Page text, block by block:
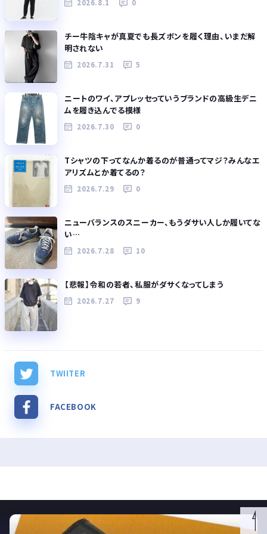
2026.8.1 0
チー牛陰キャが真夏でも長ズボンを履く理由、いまだ解
明されない
2026.7.31 5
ニートのワイ、アプレッセっていうブランドの高級生デニ
ムを履き込んでる模様
2026.7.30 0
Tシャツの下ってなんか着るのが普通ってマジ？みんなエ
アリズムとか着てるの？
2026.7.29 0
ニューバランスのスニーカー、もうダサい人しか履いてな
い…
2026.7.28 10
【悲報】令和の若者、私服がダサくなってしまう
2026.7.27 9
TWIITER
FACEBOOK